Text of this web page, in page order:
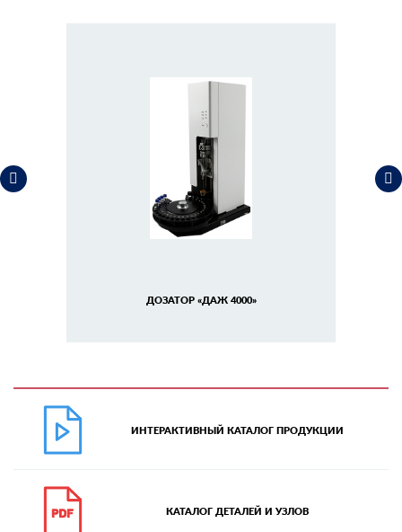
ДОЗАТОР «ДАЖ 4000»
ИНТЕРАКТИВНЫЙ КАТАЛОГ ПРОДУКЦИИ
КАТАЛОГ ДЕТАЛЕЙ И УЗЛОВ